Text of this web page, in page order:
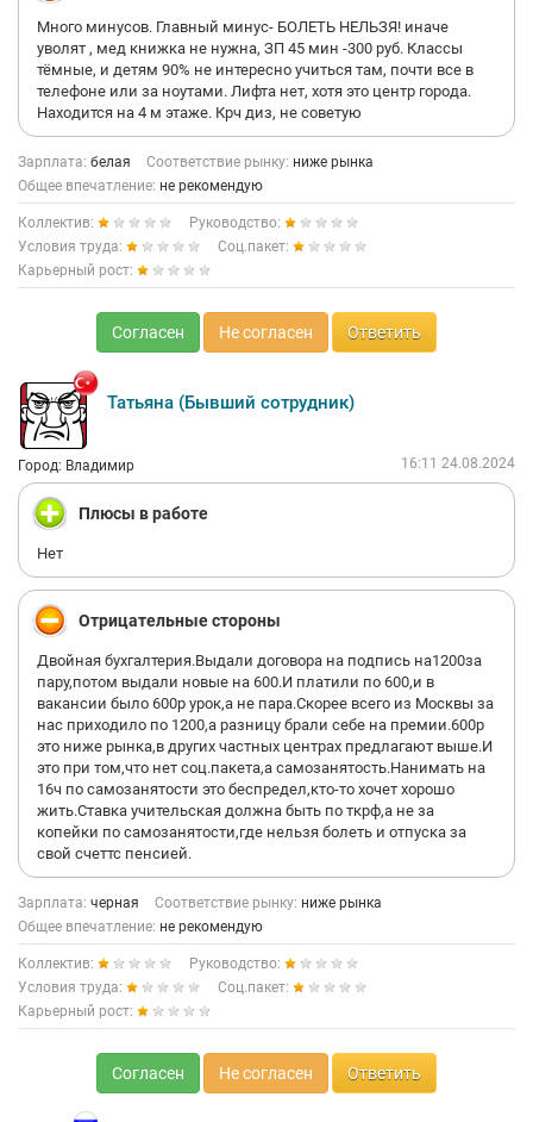
Много минусов. Главный минус- БОЛЕТЬ НЕЛЬЗЯ! иначе
уволят , мед книжка не нужна, ЗП 45 мин -300 руб. Классы
тёмные, и детям 90% не интересно учиться там, почти все в
телефоне или за ноутами. Лифта нет, хотя это центр города.
Находится на 4 м этаже. Крч диз, не советую
Зарплата: белая Соответствие рынку: ниже рынка
Общее впечатление: не рекомендую
Коллектив:
Руководство:
Условия труда:
Соц.пакет:
Карьерный рост:
Согласен Не согласен Ответить
Татьяна (Бывший сотрудник)
Город: Владимир 16:11 24.08.2024
Плюсы в работе
Нет
Отрицательные стороны
Двойная бухгалтерия.Выдали договора на подпись на1200за
пару,потом выдали новые на 600.И платили по 600,и в
вакансии было 600р урок,а не пара.Скорее всего из Москвы за
нас приходило по 1200,а разницу брали себе на премии.600р
это ниже рынка,в других частных центрах предлагают выше.И
это при том,что нет соц.пакета,а самозанятость.Нанимать на
16ч по самозанятости это беспредел,кто-то хочет хорошо
жить.Ставка учительская должна быть по ткрф,а не за
копейки по самозанятости,где нельзя болеть и отпуска за
свой счеттс пенсией.
Зарплата: черная Соответствие рынку: ниже рынка
Общее впечатление: не рекомендую
Коллектив:
Руководство:
Условия труда:
Соц.пакет:
Карьерный рост:
Согласен Не согласен Ответить